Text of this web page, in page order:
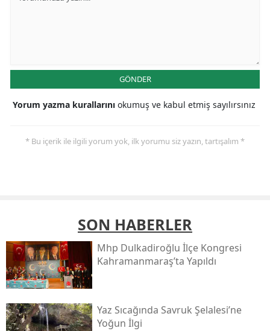
GÖNDER
Yorum yazma kurallarını okumuş ve kabul etmiş sayılırsınız
* Bu içerik ile ilgili yorum yok, ilk yorumu siz yazın, tartışalım *
SON HABERLER
Mhp Dulkadiroğlu İlçe Kongresi
Kahramanmaraş’ta Yapıldı
Yaz Sıcağında Savruk Şelalesi’ne
Yoğun İlgi